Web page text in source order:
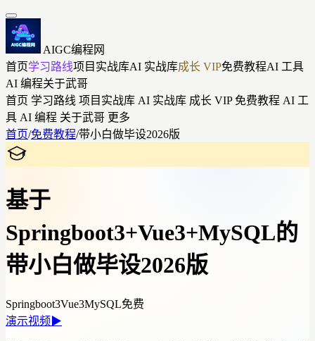
AIGC编程网
首页学习路线项目实战库AI 实战库成长 VIP免费教程AI 工具
AI 编程关于武哥
首页 学习路线 项目实战库 AI 实战库 成长 VIP免费教程 AI 工
具 AI 编程 关于武哥 更多
首页/免费教程/带小白做毕设2026版
基于
Springboot3+Vue3+MySQL的
带小白做毕设2026版
Springboot3Vue3MySQL免费
演示视频 ▶